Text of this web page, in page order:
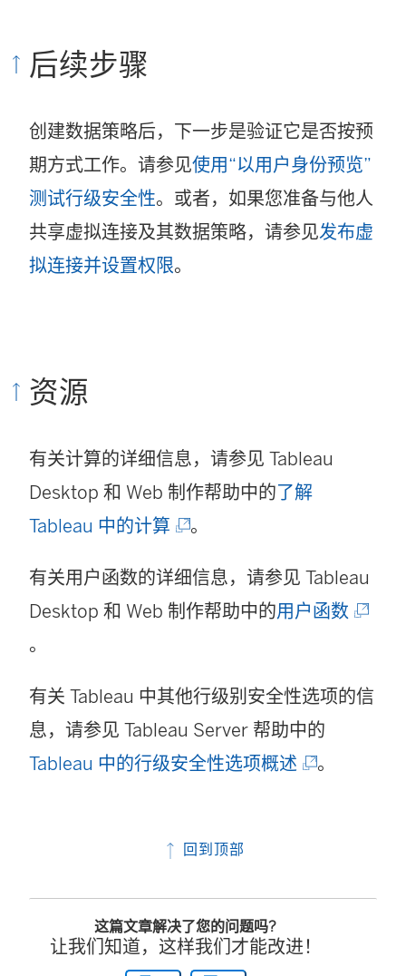
后续步骤
创建数据策略后，下一步是验证它是否按预
期方式工作。请参见使用“以用户身份预览”
测试行级安全性。或者，如果您准备与他人
共享虚拟连接及其数据策略，请参见发布虚
拟连接并设置权限。
资源
有关计算的详细信息，请参见 Tableau
Desktop 和 Web 制作帮助中的了解
Tableau 中的计算 (
接
在
窗
口
中
)
。
有关用户函数的详细信息，请参见 Tableau
Desktop 和 Web 制作帮助中的用户函数 (
在
。
有关 Tableau 中其他行级别安全性选项的信
息，请参见 Tableau Server 帮助中的
Tableau 中的行级安全性选项概述 (
新
。
回到顶部
这篇文章解决了您的问题吗?
让我们知道，这样我们才能改进！